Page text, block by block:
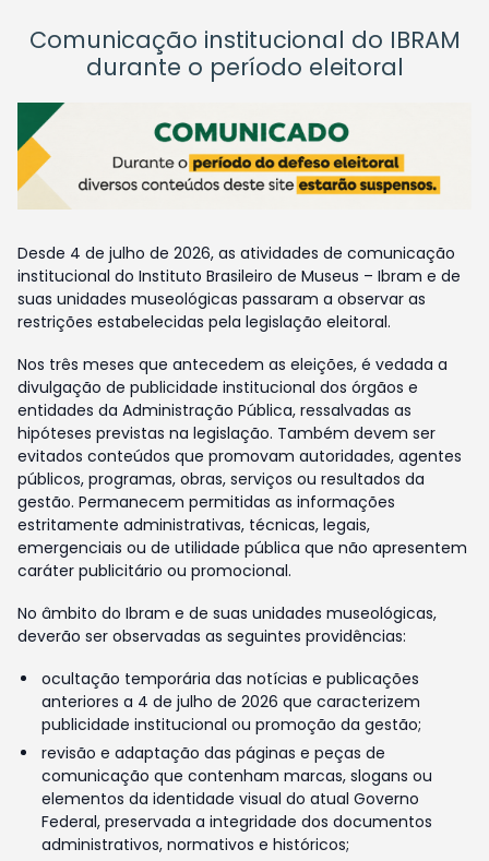
Comunicação institucional do IBRAM
durante o período eleitoral
Desde 4 de julho de 2026, as atividades de comunicação
institucional do Instituto Brasileiro de Museus – Ibram e de
suas unidades museológicas passaram a observar as
restrições estabelecidas pela legislação eleitoral.
Nos três meses que antecedem as eleições, é vedada a
divulgação de publicidade institucional dos órgãos e
entidades da Administração Pública, ressalvadas as
hipóteses previstas na legislação. Também devem ser
evitados conteúdos que promovam autoridades, agentes
públicos, programas, obras, serviços ou resultados da
gestão. Permanecem permitidas as informações
estritamente administrativas, técnicas, legais,
emergenciais ou de utilidade pública que não apresentem
caráter publicitário ou promocional.
No âmbito do Ibram e de suas unidades museológicas,
deverão ser observadas as seguintes providências:
ocultação temporária das notícias e publicações
anteriores a 4 de julho de 2026 que caracterizem
publicidade institucional ou promoção da gestão;
revisão e adaptação das páginas e peças de
comunicação que contenham marcas, slogans ou
elementos da identidade visual do atual Governo
Federal, preservada a integridade dos documentos
administrativos, normativos e históricos;